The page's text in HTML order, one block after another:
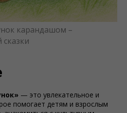
карандашом –
сказки
— это увлекательное и
помогает детям и взрослым